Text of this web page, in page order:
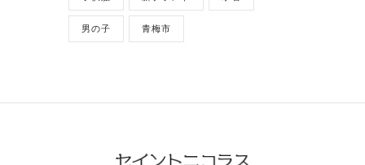
男の子 青梅市